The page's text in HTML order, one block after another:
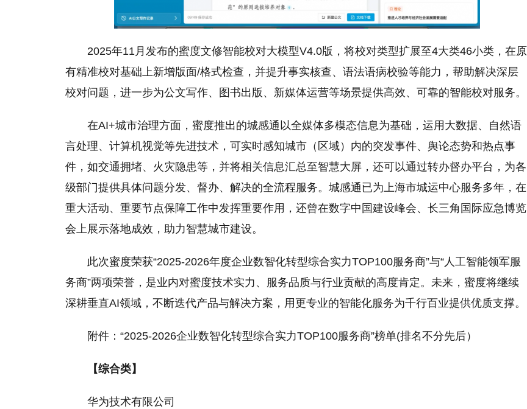
2025年11月发布的蜜度文修智能校对大模型V4.0版，将校对类型扩展至4大类46小类，在原
有精准校对基础上新增版面/格式检查，并提升事实核查、语法语病校验等能力，帮助解决深层
校对问题，进一步为公文写作、图书出版、新媒体运营等场景提供高效、可靠的智能校对服务。
在AI+城市治理方面，蜜度推出的城感通以全媒体多模态信息为基础，运用大数据、自然语
言处理、计算机视觉等先进技术，可实时感知城市（区域）内的突发事件、舆论态势和热点事
件，如交通拥堵、火灾隐患等，并将相关信息汇总至智慧大屏，还可以通过转办督办平台，为各
级部门提供具体问题分发、督办、解决的全流程服务。城感通已为上海市城运中心服务多年，在
重大活动、重要节点保障工作中发挥重要作用，还曾在数字中国建设峰会、长三角国际应急博览
会上展示落地成效，助力智慧城市建设。
此次蜜度荣获“2025-2026年度企业数智化转型综合实力TOP100服务商”与“人工智能领军服
务商”两项荣誉，是业内对蜜度技术实力、服务品质与行业贡献的高度肯定。未来，蜜度将继续
深耕垂直AI领域，不断迭代产品与解决方案，用更专业的智能化服务为千行百业提供优质支撑。
附件：“2025-2026企业数智化转型综合实力TOP100服务商”榜单(排名不分先后）
【综合类】
华为技术有限公司